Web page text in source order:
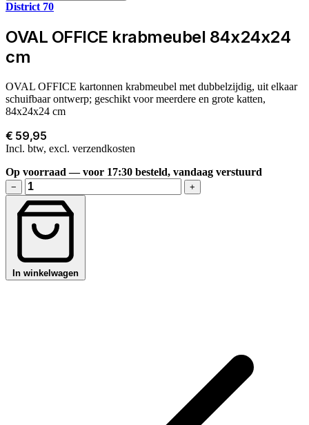
District 70
OVAL OFFICE krabmeubel 84x24x24
cm
OVAL OFFICE kartonnen krabmeubel met dubbelzijdig, uit elkaar
schuifbaar ontwerp; geschikt voor meerdere en grote katten,
84x24x24 cm
€ 59,95
Incl. btw, excl. verzendkosten
Op voorraad — voor 17:30 besteld, vandaag verstuurd
− +
In winkelwagen